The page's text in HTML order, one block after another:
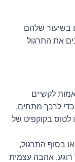
בשיעור שלהם
את התרגול
לקשיים
לרכך מתחים,
לטוס בקוקפיט של
בסוף התרגול,
רוגע, אהבה עצמית